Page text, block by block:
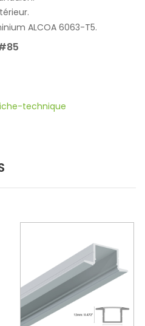
ALCOA 6063-T5.
technique